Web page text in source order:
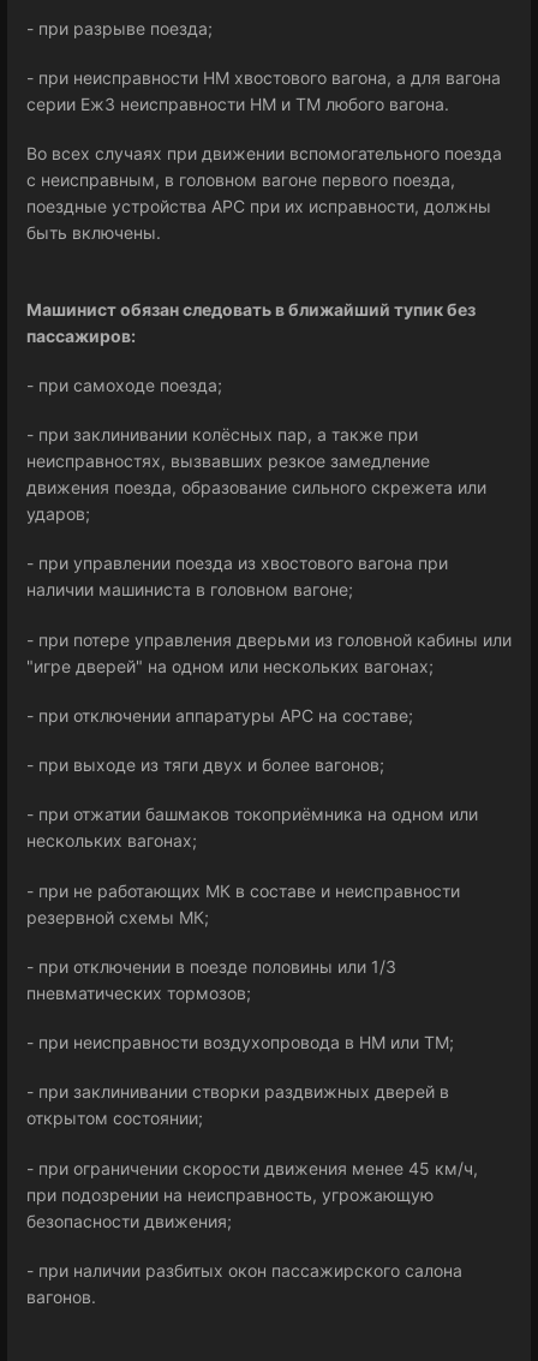
- при разрыве поезда;
- при неисправности НМ хвостового вагона, а для вагона
серии Еж3 неисправности НМ и ТМ любого вагона.
Во всех случаях при движении вспомогательного поезда
с неисправным, в головном вагоне первого поезда,
поездные устройства АРС при их исправности, должны
быть включены.
Машинист обязан следовать в ближайший тупик без
пассажиров:
- при самоходе поезда;
- при заклинивании колёсных пар, а также при
неисправностях, вызвавших резкое замедление
движения поезда, образование сильного скрежета или
ударов;
- при управлении поезда из хвостового вагона при
наличии машиниста в головном вагоне;
- при потере управления дверьми из головной кабины или
"игре дверей" на одном или нескольких вагонах;
- при отключении аппаратуры АРС на составе;
- при выходе из тяги двух и более вагонов;
- при отжатии башмаков токоприёмника на одном или
нескольких вагонах;
- при не работающих МК в составе и неисправности
резервной схемы МК;
- при отключении в поезде половины или 1/3
пневматических тормозов;
- при неисправности воздухопровода в НМ или ТМ;
- при заклинивании створки раздвижных дверей в
открытом состоянии;
- при ограничении скорости движения менее 45 км/ч,
при подозрении на неисправность, угрожающую
безопасности движения;
- при наличии разбитых окон пассажирского салона
вагонов.